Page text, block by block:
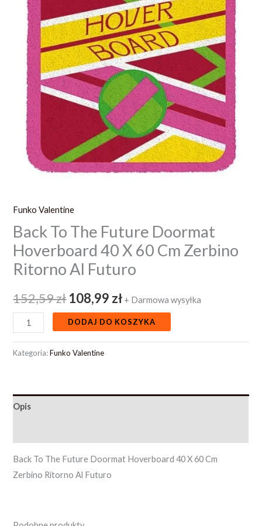
Funko Valentine
Back To The Future Doormat
Hoverboard 40 X 60 Cm Zerbino
Ritorno Al Futuro
152,59zł 108,99 zł + Darmowa wysyłka
Zerbino
Ritorno
Futuro
DODAJ DO KOSZYKA
Kategoria:Funko Valentine
Opis
Back To The Future Doormat Hoverboard 40 X 60 Cm
Zerbino Ritorno Al Futuro